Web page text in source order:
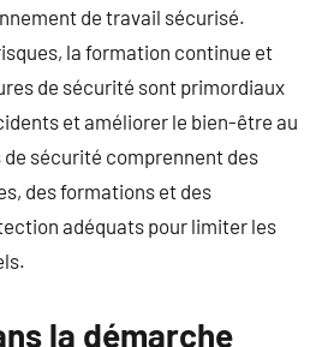
de travail sécurisé.
la formation continue et
de sécurité sont primordiaux
et améliorer le bien-être au
sécurité comprennent des
des formations et des
adéquats pour limiter les
la démarche